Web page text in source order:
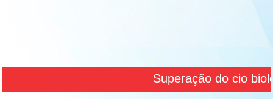
Superação do cio